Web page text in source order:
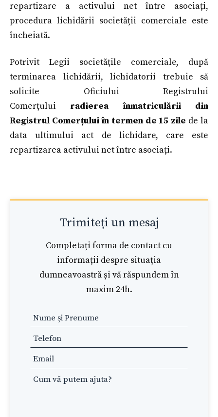
repartizare a activului net între asociați,
procedura lichidării societății comerciale este
încheiată.
Potrivit Legii societățile comerciale, după
terminarea lichidării, lichidatorii trebuie să
solicite Oficiului Registrului
Comerțului radierea înmatriculării din
Registrul Comerțului în termen de 15 zile de la
data ultimului act de lichidare, care este
repartizarea activului net între asociați.
Trimiteți un mesaj
Completați forma de contact cu
informații despre situația
dumneavoastră și vă răspundem în
maxim 24h.
Leave
this
field
blank